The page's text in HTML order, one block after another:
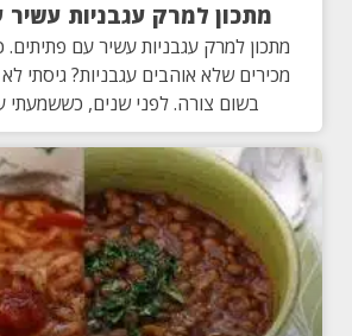
מתכון למרק עגבניות עשיר
מתכון למרק עגבניות עשיר עם
מכירים שלא אוהבים עגבניות? גיסתי
בשום צורה. לפני שנים, כששמעתי